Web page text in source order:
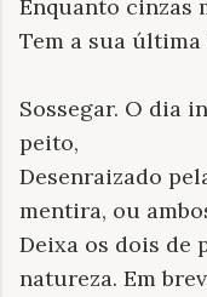
Enquanto cinzas
Tem a sua
Sossegar. O dia
peito,
Desenraizado
mentira, ou
Deixa os dois de
natureza. Em